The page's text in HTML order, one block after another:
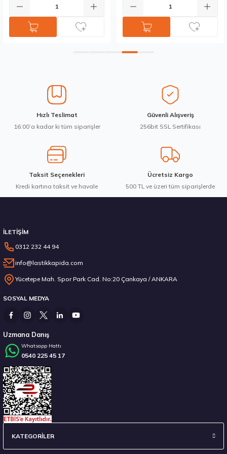
Gönder
Hızlı Teslimat
16:00’a kadar ki tüm siparişler
Güvenli Alışveriş
256bit SSL Sertifikası
Taksit Seçenekleri
Kredi kartına taksit ve havale
Ücretsiz Kargo
500 TL ve üzeri tüm siparişlerde
İLETİŞİM
0312 232 44 94
info@lastikkapida.com
Yücetepe Mah. Spor Park Cad. No:20 Çankaya / ANKARA
SOSYAL MEDYA
Uzmana Danış
Whatsapp Hattı
0540 225 45 17
KATEGORİLER